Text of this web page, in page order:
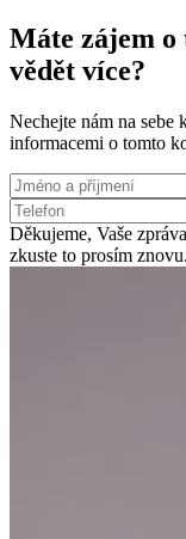
Máte zájem o
vědět více?
Nechejte nám na sebe
informacemi o tomto
Děkujeme, Vaše
zkuste to prosím znovu.